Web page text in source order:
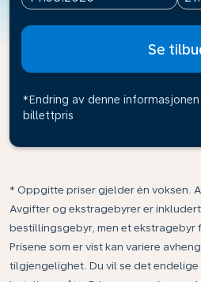
Se
*Endring av denne
billettpris
* Oppgitte priser gjelder én voksen.
Avgifter og ekstragebyrer er
bestillingsgebyr, men et ekstragebyr
Prisene som er vist kan variere
tilgjengelighet. Du vil se det